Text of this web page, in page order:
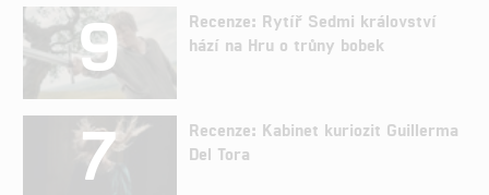
9
Recenze: Rytíř Sedmi království
hází na Hru o trůny bobek
7
Recenze: Kabinet kuriozit Guillerma
Del Tora